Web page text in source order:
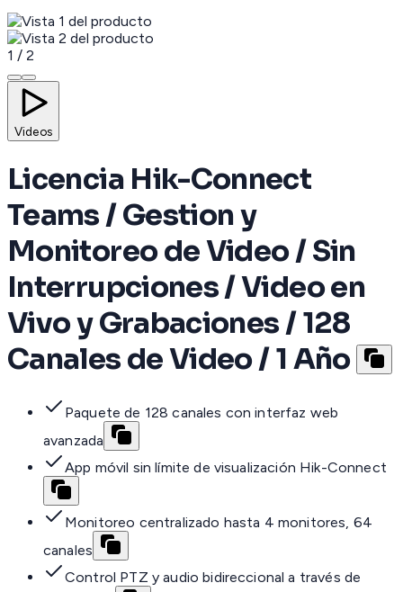
1 / 2
Videos
Licencia Hik-Connect
Teams / Gestion y
Monitoreo de Video / Sin
Interrupciones / Video en
Vivo y Grabaciones / 128
Canales de Video / 1 Año
Paquete de 128 canales con interfaz web
avanzada
App móvil sin límite de visualización Hik-Connect
Monitoreo centralizado hasta 4 monitores, 64
canales
Control PTZ y audio bidireccional a través de